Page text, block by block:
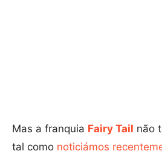
Mas a franquia Fairy Tail não
tal como noticiámos